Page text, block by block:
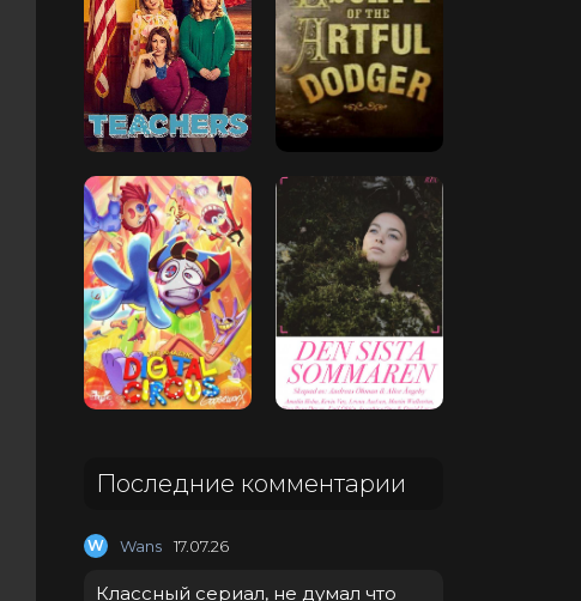
Последние комментарии
W Wans 17.07.26
Классный сериал, не думал что